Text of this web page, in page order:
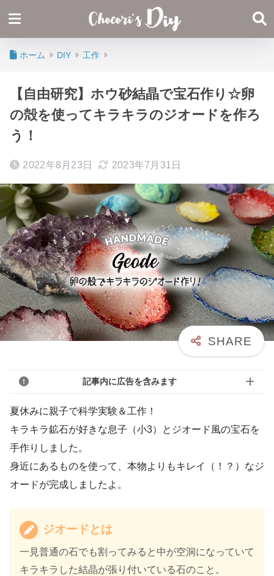
ホーム DIY 工作
【自由研究】ホウ砂結晶で宝石作り☆卵
の殻を使ってキラキラのジオードを作ろ
う！
2022年8月23日 2023年7月31日
記事内に広告を含みます
夏休みに親子で科学実験＆工作！
キラキラ鉱石が好きな息子（小3）とジオード風の宝石を
手作りしました。
身近にあるものを使って、本物よりもキレイ（！？）なジ
オードが完成しましたよ。
ジオードとは
一見普通の石でも割ってみると中が空洞になっていて
キラキラした結晶が張り付いている石のこと。